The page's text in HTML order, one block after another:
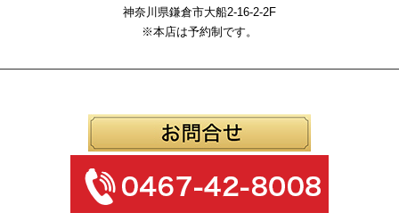
神奈川県鎌倉市大船2-16-2-2F
※本店は予約制です。